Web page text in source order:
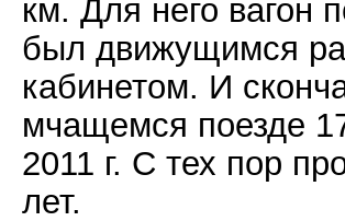
км. Для него вагон
был движущимся
кабинетом. И
мчащемся поезде
2011 г. С тех пор
лет.